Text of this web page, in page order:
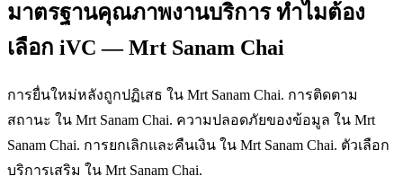
มาตรฐานคุณภาพงานบริการ ทำไมต้อง
เลือก iVC — Mrt Sanam Chai
การยื่นใหม่หลังถูกปฏิเสธ ใน Mrt Sanam Chai. การติดตาม
สถานะ ใน Mrt Sanam Chai. ความปลอดภัยของข้อมูล ใน Mrt
Sanam Chai. การยกเลิกและคืนเงิน ใน Mrt Sanam Chai. ตัวเลือก
บริการเสริม ใน Mrt Sanam Chai.